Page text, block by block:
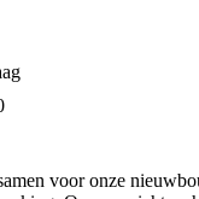
voor onze